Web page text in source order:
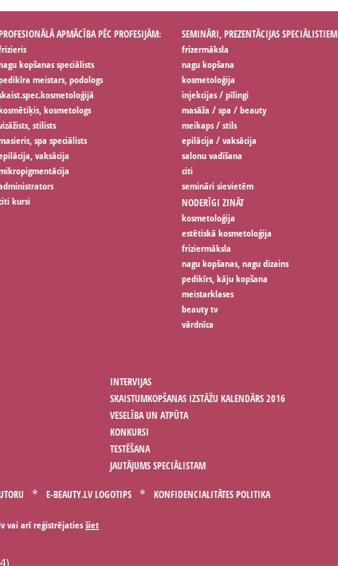
APMĀCĪBA PĒC PROFESIJĀM:
kopšanas speciālists
meistars, podologs
kosmetologs
stilists
spa speciālists
vaksācija
kursi
SEMINĀRI, PREZENTĀCIJAS SPECIĀLISTIEM
frizermāksla
nagu kopšana
kosmetoloģija
injekcijas / pīlingi
masāža / spa / beauty
meikaps / stils
epilācija / vaksācija
salonu vadīšana
citi
semināri sievietēm
NODERĪGI ZINĀT
kosmetoloģija
estētiskā kosmetoloģija
friziermāksla
nagu kopšanas, nagu dizains
pedikīrs, kāju kopšana
meistarklases
beauty tv
vārdnīca
INTERVIJAS
SKAISTUMKOPŠANAS IZSTĀŽU KALENDĀRS 2016
VESELĪBA UN ATPŪTA
KONKURSI
TESTĒŠANA
JAUTĀJUMS SPECIĀLISTAM
E-BEAUTY.LV LOGOTIPS KONFIDENCIALITĀTES POLITIKA
vai arī reģistrējatiesšiet